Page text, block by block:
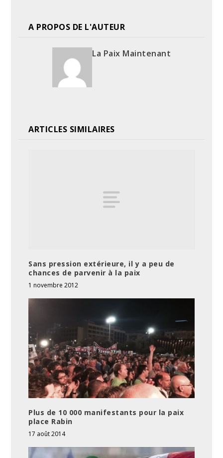
A PROPOS DE L'AUTEUR
La Paix Maintenant
ARTICLES SIMILAIRES
Sans pression extérieure, il y a peu de
chances de parvenir à la paix
1 novembre 2012
Plus de 10 000 manifestants pour la paix
place Rabin
17 août 2014